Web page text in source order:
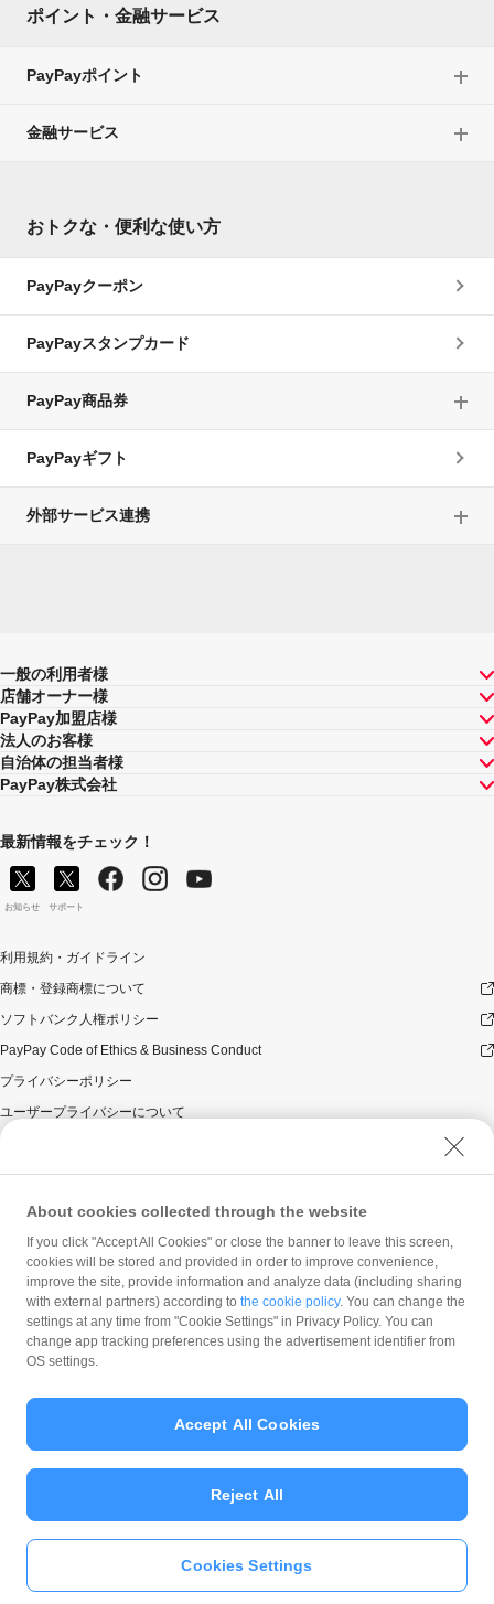
PayPayアプリをダウンロ
ード＞＞
ポイント・金融サービス
PayPayポイント
金融サービス
おトクな・便利な使い方
PayPayクーポン
PayPayスタンプカード
PayPay商品券
PayPayギフト
外部サービス連携
一般の利用者様
店舗オーナー様
PayPay加盟店様
法人のお客様
自治体の担当者様
PayPay株式会社
最新情報をチェック！
お知らせ サポート
利用規約・ガイドライン
商標・登録商標について
ソフトバンク人権ポリシー
PayPay Code of Ethics & Business Conduct
プライバシーポリシー
ユーザープライバシーについて
ウェブサイト利用規約
反社会的勢力に対する方針
勧誘方針
マネロン等基本方針
カスタマーハラスメントに関する当社の考え方
© PayPay Corporation
About cookies collected through the website
If you click "Accept All Cookies" or close the banner to leave this screen,
cookies will be stored and provided in order to improve convenience,
improve the site, provide information and analyze data (including sharing
with external partners) according to the cookie policy. You can change the
settings at any time from "Cookie Settings" in Privacy Policy. You can
change app tracking preferences using the advertisement identifier from
OS settings.
Cookies Settings
Reject All
Accept All Cookies